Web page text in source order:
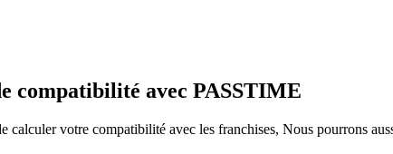
compatibilité avec PASSTIME
calculer votre compatibilité avec les franchises, Nous pourrons